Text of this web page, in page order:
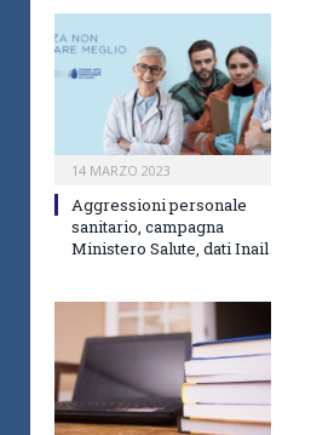
14 MARZO 2023
Aggressioni personale
sanitario, campagna
Ministero Salute, dati Inail